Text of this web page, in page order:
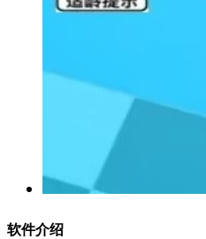
软件介绍